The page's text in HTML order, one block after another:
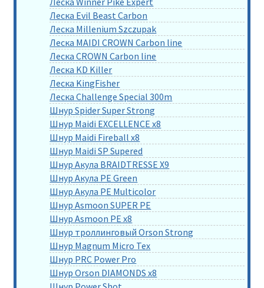
Леска Evil Beast Carbon
Леска Millenium Szczupak
Леска MAIDI CROWN Carbon line
Леска CROWN Carbon line
Леска KD Killer
Леска KingFisher
Леска Challenge Special 300m
Шнур Spider Super Strong
Шнур Maidi EXCELLENCE x8
Шнур Maidi Fireball x8
Шнур Maidi SP Supered
Шнур Акула BRAIDTRESSE X9
Шнур Акула PE Green
Шнур Акула PE Multicolor
Шнур Asmoon SUPER PE
Шнур Asmoon PE x8
Шнур троллинговый Orson Strong
Шнур Magnum Micro Tex
Шнур PRC Power Pro
Шнур Orson DIAMONDS x8